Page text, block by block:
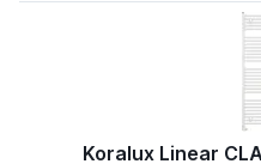
Koralux Linear